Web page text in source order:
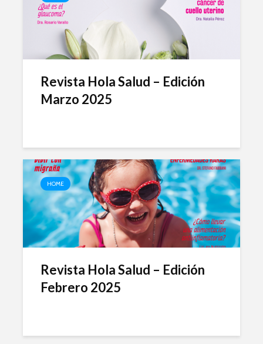
Revista Hola Salud – Edición
Marzo 2025
HOME
Revista Hola Salud – Edición
Febrero 2025